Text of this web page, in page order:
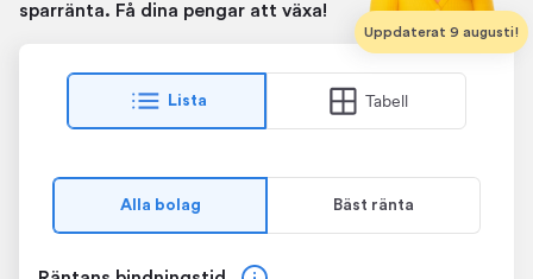
sparränta. Få dina pengar att växa!
Uppdaterat 9 augusti!
Lista Tabell
Alla bolag Bäst ränta